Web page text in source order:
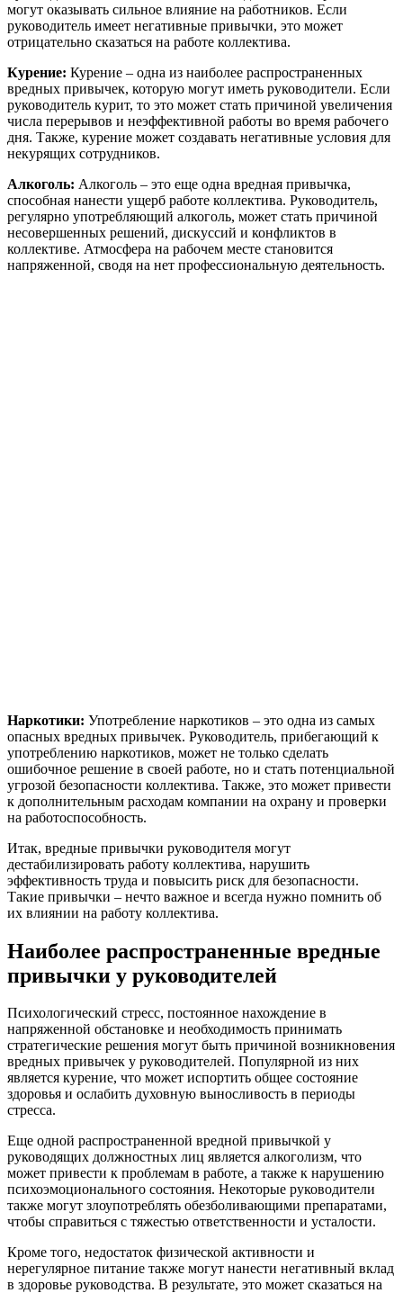
могут оказывать сильное влияние на работников. Если
руководитель имеет негативные привычки, это может
отрицательно сказаться на работе коллектива.
Курение: Курение – одна из наиболее распространенных
вредных привычек, которую могут иметь руководители. Если
руководитель курит, то это может стать причиной увеличения
числа перерывов и неэффективной работы во время рабочего
дня. Также, курение может создавать негативные условия для
некурящих сотрудников.
Алкоголь: Алкоголь – это еще одна вредная привычка,
способная нанести ущерб работе коллектива. Руководитель,
регулярно употребляющий алкоголь, может стать причиной
несовершенных решений, дискуссий и конфликтов в
коллективе. Атмосфера на рабочем месте становится
напряженной, сводя на нет профессиональную деятельность.
Наркотики: Употребление наркотиков – это одна из самых
опасных вредных привычек. Руководитель, прибегающий к
употреблению наркотиков, может не только сделать
ошибочное решение в своей работе, но и стать потенциальной
угрозой безопасности коллектива. Также, это может привести
к дополнительным расходам компании на охрану и проверки
на работоспособность.
Итак, вредные привычки руководителя могут
дестабилизировать работу коллектива, нарушить
эффективность труда и повысить риск для безопасности.
Такие привычки – нечто важное и всегда нужно помнить об
их влиянии на работу коллектива.
Наиболее распространенные вредные
привычки у руководителей
Психологический стресс, постоянное нахождение в
напряженной обстановке и необходимость принимать
стратегические решения могут быть причиной возникновения
вредных привычек у руководителей. Популярной из них
является курение, что может испортить общее состояние
здоровья и ослабить духовную выносливость в периоды
стресса.
Еще одной распространенной вредной привычкой у
руководящих должностных лиц является алкоголизм, что
может привести к проблемам в работе, а также к нарушению
психоэмоционального состояния. Некоторые руководители
также могут злоупотреблять обезболивающими препаратами,
чтобы справиться с тяжестью ответственности и усталости.
Кроме того, недостаток физической активности и
нерегулярное питание также могут нанести негативный вклад
в здоровье руководства. В результате, это может сказаться на